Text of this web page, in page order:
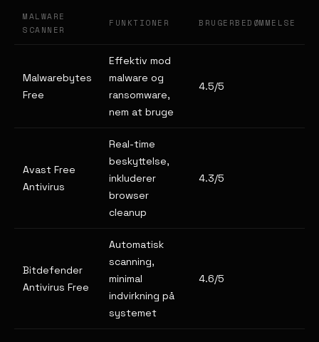
MALWARE
SCANNER
FUNKTIONER BRUGERBEDØMMELSE
Malwarebytes
Free
Effektiv mod
malware og
ransomware,
nem at bruge
4.5/5
Avast Free
Antivirus
Real-time
beskyttelse,
inkluderer
browser
cleanup
4.3/5
Bitdefender
Antivirus Free
Automatisk
scanning,
minimal
indvirkning på
systemet
4.6/5